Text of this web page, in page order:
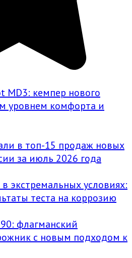
MD3: кемпер нового
уровнем комфорта и
в топ-15 продаж новых
за июль 2026 года
в экстремальных условиях:
теста на коррозию
флагманский
с новым подходом к